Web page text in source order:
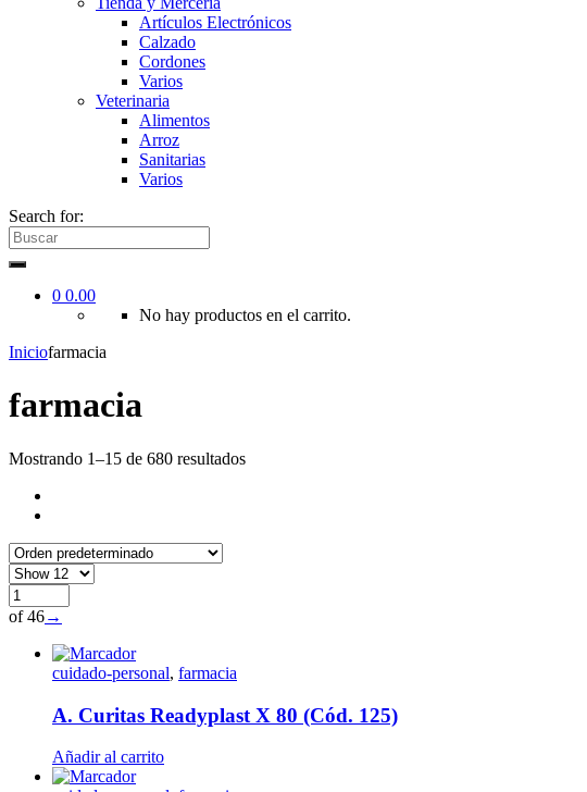
Artículos Electrónicos
Calzado
Cordones
Varios
Veterinaria
Alimentos
Arroz
Sanitarias
Varios
Search for:
0 0.00
No hay productos en el carrito.
Iniciofarmacia
farmacia
Mostrando 1–15 de 680 resultados
of 46→
cuidado-personal, farmacia
A. Curitas Readyplast X 80 (Cód. 125)
Añadir al carrito